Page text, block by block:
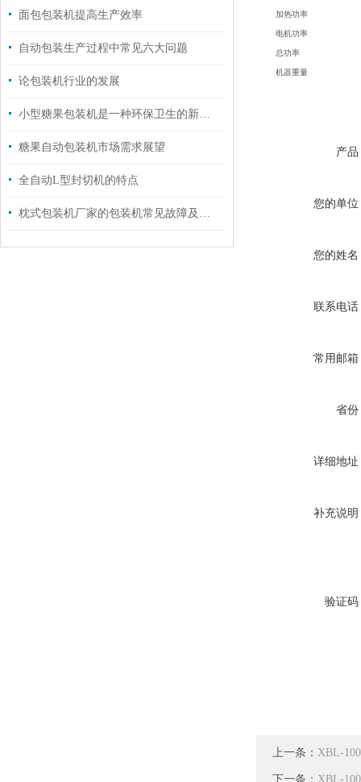
面包包装机提高生产效率
自动包装生产过程中常见六大问题
论包装机行业的发展
小型糖果包装机是一种环保卫生的新型包装方式
糖果自动包装机市场需求展望
全自动L型封切机的特点
枕式包装机厂家的包装机常见故障及维修方法
加热功率
电机功率
总功率
机器重量
产品
您的单位
您的姓名
联系电话
常用邮箱
省份
详细地址
补充说明
验证码
上一条： XBL-
下一条： XBL-